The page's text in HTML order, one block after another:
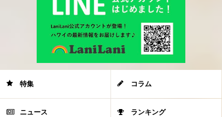
特集 コラム
ニュース ランキング